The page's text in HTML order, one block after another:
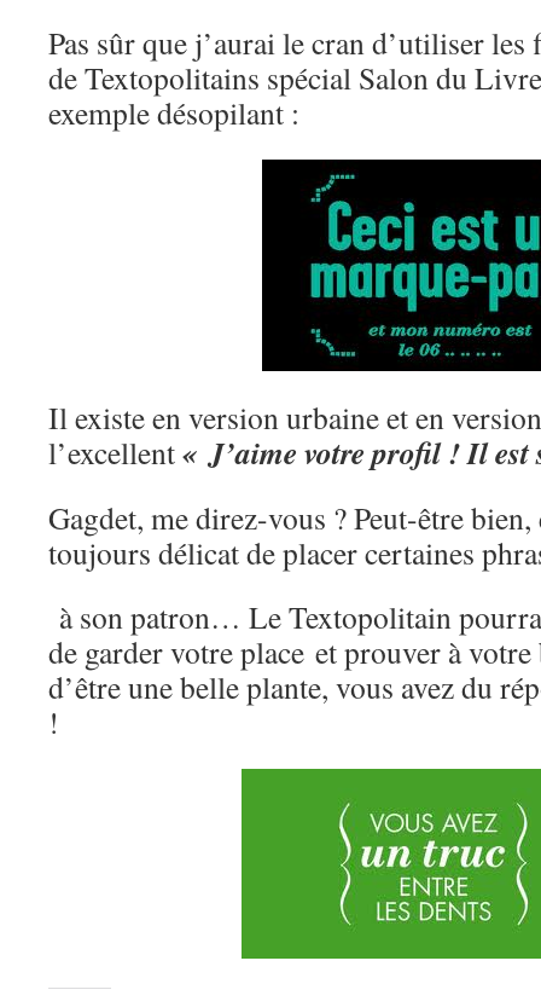
Pas sûr que j’aurai le cran d’utiliser
de Textopolitains spécial Salon du
exemple désopilant :
Il existe en version urbaine et en
l’excellent« J’aime votre profil ! Il est
Gagdet, me direz-vous ? Peut-être
toujours délicat de placer certaines
à son patron… Le Textopolitain
de garder votre place et prouver à votre
d’être une belle plante, vous avez du
!